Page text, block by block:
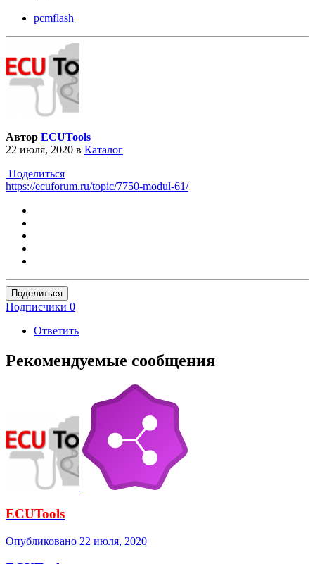
pcmflash
Автор ECUTools
22 июля, 2020 в Каталог
Поделиться
https://ecuforum.ru/topic/7750-modul-61/
Поделиться
Подписчики 0
Ответить
Рекомендуемые сообщения
ECUTools
Опубликовано 22 июля, 2020